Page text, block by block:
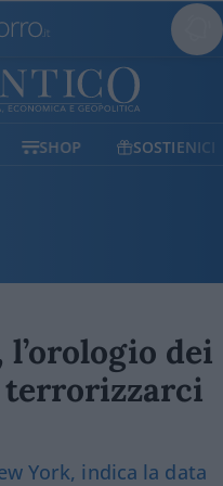
SHOP SOSTIENICI
dei
York, indica la data